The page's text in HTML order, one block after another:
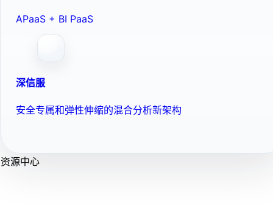
APaaS + BI PaaS
深信服
安全专属和弹性伸缩的混合分析新架构
资源中心